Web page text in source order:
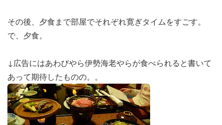
その後、夕食まで部屋でそれぞれ寛ぎタイムをすごす。
で、夕食。
↓広告にはあわびやら伊勢海老やらが食べられると書いて
あって期待したものの。。